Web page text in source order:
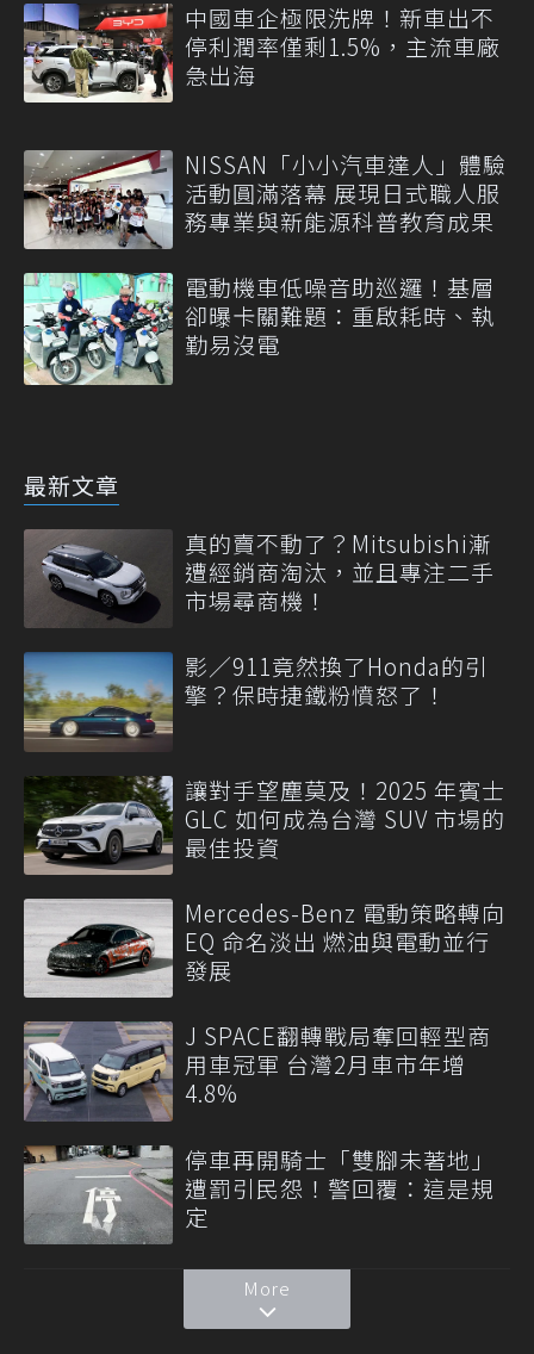
中國車企極限洗牌！新車出不
停利潤率僅剩1.5%，主流車廠
急出海
NISSAN「小小汽車達人」體驗
活動圓滿落幕 展現日式職人服
務專業與新能源科普教育成果
電動機車低噪音助巡邏！基層
卻曝卡關難題：重啟耗時、執
勤易沒電
最新文章
真的賣不動了？Mitsubishi漸
遭經銷商淘汰，並且專注二手
市場尋商機！
影／911竟然換了Honda的引
擎？保時捷鐵粉憤怒了！
讓對手望塵莫及！2025 年賓士
GLC 如何成為台灣 SUV 市場的
最佳投資
Mercedes-Benz 電動策略轉向
EQ 命名淡出 燃油與電動並行
發展
J SPACE翻轉戰局奪回輕型商
用車冠軍 台灣2月車市年增
4.8%
停車再開騎士「雙腳未著地」
遭罰引民怨！警回覆：這是規
定
More